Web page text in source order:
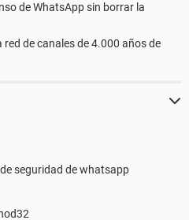
de WhatsApp sin borrar la
de canales de 4.000 años de
seguridad de whatsapp